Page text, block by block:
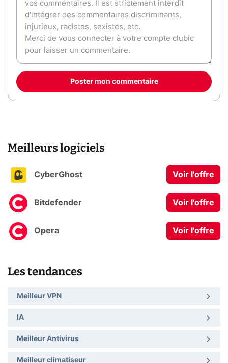
Poster mon commentaire
Meilleurs logiciels
CyberGhost Voir l'offre
Bitdefender Voir l'offre
Opera Voir l'offre
Les tendances
Meilleur VPN
IA
Meilleur Antivirus
Meilleur climatiseur